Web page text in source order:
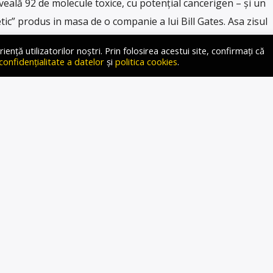
92 de molecule toxice, cu potențial cancerigen – și un
produs in masa de o companie a lui Bill Gates. Asa zisul
fals, vândut de compamnia Bored Cow, folosește
utilizatorilor noștri. Prin folosirea acestui site, confirmați că
a datelorși politica cookies.